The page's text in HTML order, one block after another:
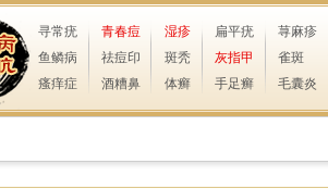
寻常疣 青春痘 湿疹 扁平疣 荨麻疹
鱼鳞病
祛痘印 斑秃 灰指甲 雀斑
瘙痒症
酒糟鼻 体癣 手足癣 毛囊炎